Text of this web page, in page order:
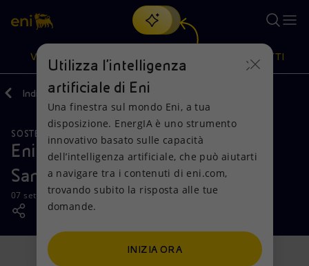
Cerca
scopri EnergIA, la nostra nuova soluzione di intelligenza
artificiale.
VISIONE
Visione
Mission e valori
Persone e Partnership
Net Zero
Azioni
Diversificazione energetica
Tecnologie per la transizione
Collaborazioni per l'innovazione
PRODOTTI
Prodotti
Casa
Imprese
Mobilità
Indietro Media News
SOSTENIBILITÀ
Eni consegna la pista ciclabile
Sannazzaro-Scaldasole
07 settembre 2018 - 17:15 CEST
Utilizza l'intelligenza
artificiale di Eni
Una finestra sul mondo Eni, a tua
disposizione. EnergIA è uno strumento
innovativo basato sulle capacità
dell’intelligenza artificiale, che può aiutarti
a navigare tra i contenuti di eni.com,
trovando subito la risposta alle tue
domande.
INIZIA ORA